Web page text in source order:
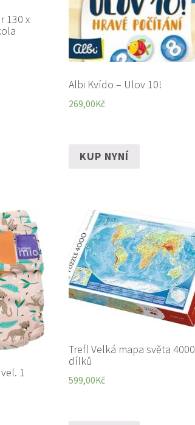
130 x
Albi Kvído – Ulov 10!
269,00Kč
KUP NYNÍ
1
Trefl Velká mapa světa 4000
dílků
599,00Kč